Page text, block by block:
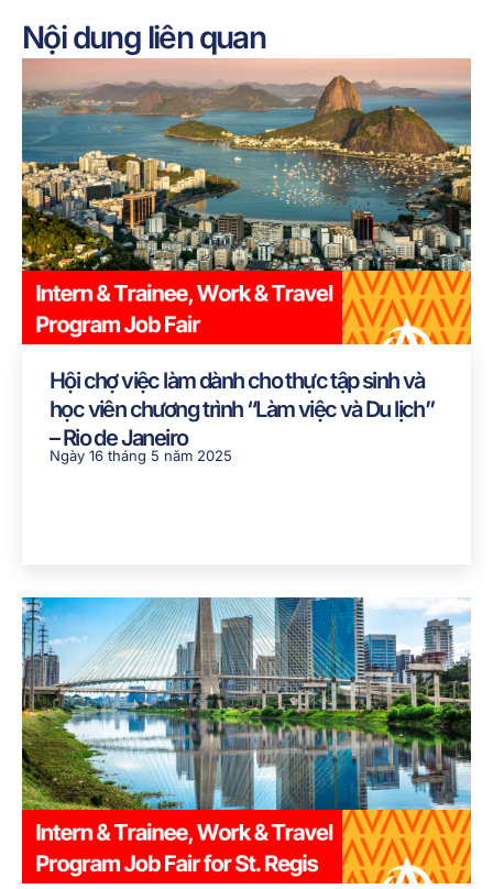
Nội dung liên quan
Hội chợ việc làm dành cho thực tập sinh và
học viên chương trình “Làm việc và Du lịch”
– Rio de Janeiro
Ngày 16 tháng 5 năm 2025